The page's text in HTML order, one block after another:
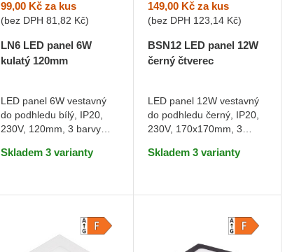
99,00 Kčza kus
(bez DPH 81,82 Kč)
LN6 LED panel 6W
kulatý 120mm
LED panel 6W vestavný
do podhledu bílý, IP20,
230V, 120mm, 3 barvy
Skladem 3 varianty
DO KOŠÍKU
149,00 Kč za kus
(bez DPH 123,14 Kč)
BSN12 LED panel 12W
černý čtverec
LED panel 12W vestavný
do podhledu černý, IP20,
230V, 170x170mm, 3
Skladem 3 varianty
DO KOŠÍKU